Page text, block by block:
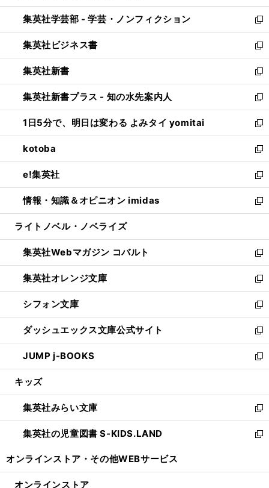
開
く
ウ
で
開
く
ン
ド
ウ
で
開
く
ウ
ィ
ン
ド
ウ
で
開
く
集英社学芸部 - 学芸・ノンフィクション
新
し
い
ウ
ィ
ン
ド
ウ
で
開
く
集英社ビジネス書
新
し
い
ウ
ィ
ン
ド
ウ
で
開
く
集英社新書
新
し
い
ウ
ィ
ン
ド
ウ
で
開
く
集英社新書プラス - 知の水先案内人
新
し
い
ウ
ィ
ン
ド
ウ
で
開
1日5分で、明日は変わる よみタイ yomitai
新
し
い
ウ
ィ
ン
ド
ウ
開
く
kotoba
新
し
い
ウ
ィ
ン
ウ
で
開
く
e!集英社
新
し
い
ウ
ン
ド
ウ
で
開
く
情報・知識＆オピニオン imidas
新
し
ウ
ィ
ン
ド
ウ
で
開
く
ライトノベル・ノベライズ
集英社Webマガジン コバルト
新
し
い
ウ
ィ
ン
ド
ウ
で
開
集英社オレンジ文庫
新
し
い
ウ
ィ
ン
ド
ウ
開
く
シフォン文庫
新
し
い
ウ
ィ
ン
ウ
で
開
く
ダッシュエックス文庫公式サイト
新
し
い
ウ
ン
ド
ウ
で
JUMP j-BOOKS
新
し
ウ
ィ
ン
ド
開
キッズ
集英社みらい文庫
新
し
い
ン
集英社の児童図書 S-KIDS.LAND
新
ウ
オンラインストア・ その他WEBサービス
オンラインストア